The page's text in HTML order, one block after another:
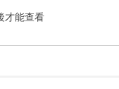
才能查看